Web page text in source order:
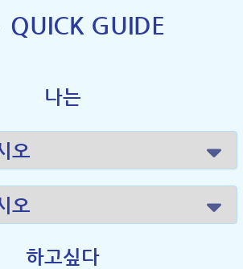
QUICK GUIDE
나는
하고싶다